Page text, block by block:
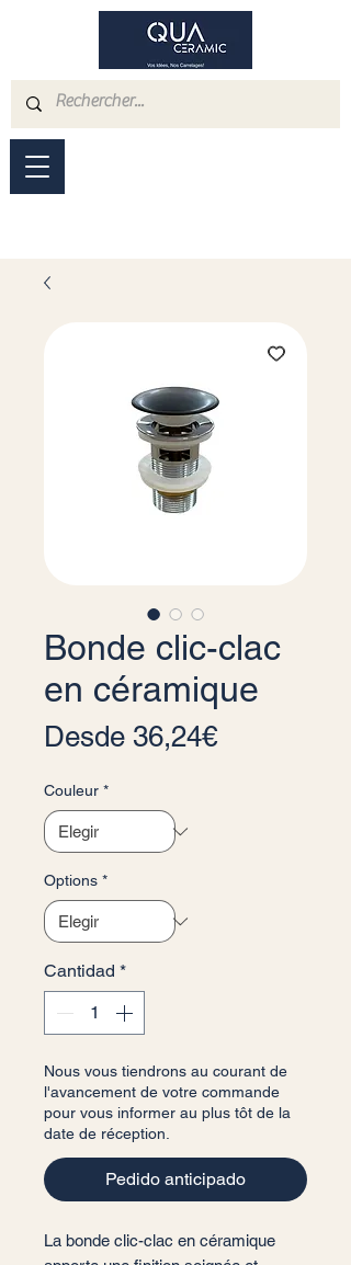
Bonde clic-clac
en céramique
Desde 36,24€Precio de
Couleur *
Options *
Cantidad *
Nous vous tiendrons au courant de
l'avancement de votre commande
pour vous informer au plus tôt de la
date de réception.
Pedido anticipado
La bonde clic-clac en céramique